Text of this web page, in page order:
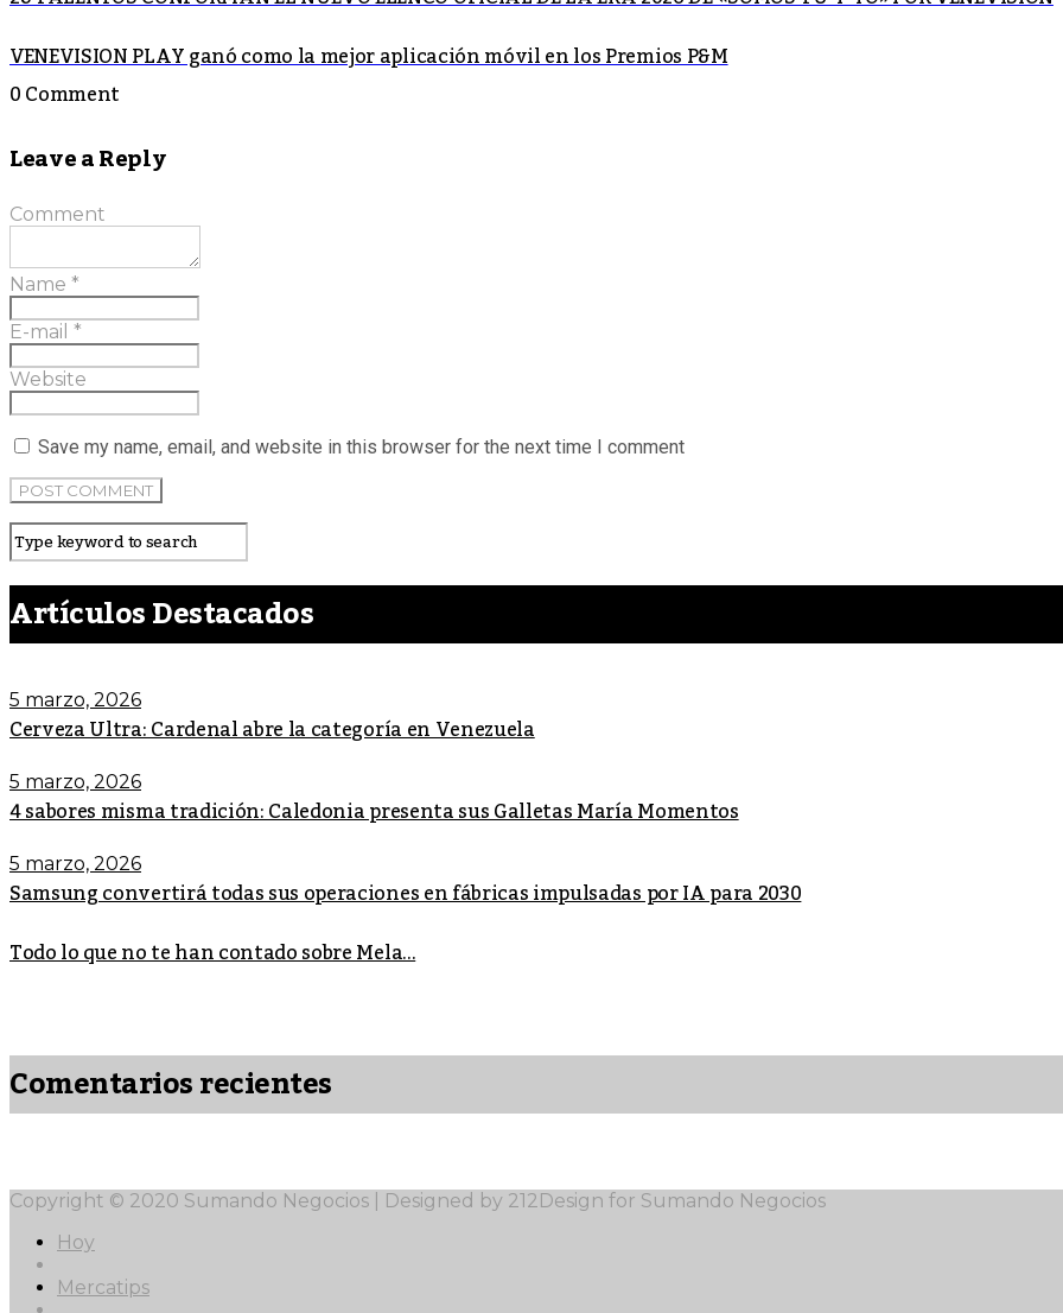
VENEVISION PLAY ganó como la mejor aplicación móvil en los Premios P&M
0 Comment
Leave a Reply
Comment
Name *
E-mail *
Website
Save my name, email, and website in this browser for the next time I comment
Artículos Destacados
5 marzo, 2026
Cerveza Ultra: Cardenal abre la categoría en Venezuela
5 marzo, 2026
4 sabores misma tradición: Caledonia presenta sus Galletas María Momentos
5 marzo, 2026
Samsung convertirá todas sus operaciones en fábricas impulsadas por IA para 2030
Todo lo que no te han contado sobre Mela...
Comentarios recientes
Copyright © 2020 Sumando Negocios | Designed by 212Design for Sumando Negocios
Hoy
Mercatips